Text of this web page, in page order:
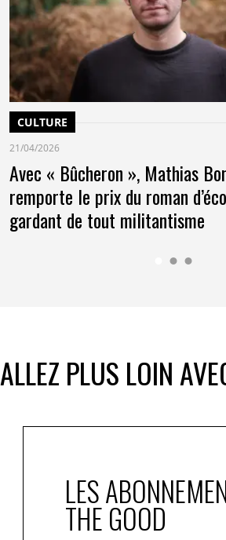
CULTURE
21/04/2026
Avec « Bûcheron », Mathias
remporte le prix du roman
gardant de tout militantisme
ALLEZ PLUS LOIN
LES
THE GOOD